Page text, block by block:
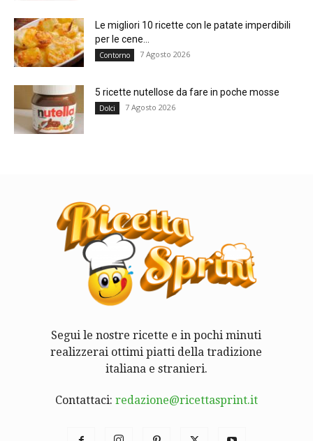
Le migliori 10 ricette con le patate imperdibili
per le cene...
Contorno 7 Agosto 2026
5 ricette nutellose da fare in poche mosse
Dolci 7 Agosto 2026
Segui le nostre ricette e in pochi minuti
realizzerai ottimi piatti della tradizione
italiana e stranieri.
Contattaci: redazione@ricettasprint.it